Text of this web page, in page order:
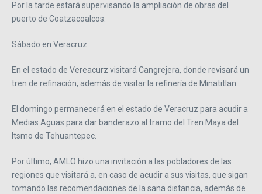
Por la tarde estará supervisando la ampliación de obras del
puerto de Coatzacoalcos.
Sábado en Veracruz
En el estado de Vereacurz visitará Cangrejera, donde revisará un
tren de refinación, además de visitar la refinería de Minatitlan.
El domingo permanecerá en el estado de Veracruz para acudir a
Medias Aguas para dar banderazo al tramo del Tren Maya del
Itsmo de Tehuantepec.
Por último, AMLO hizo una invitación a las pobladores de las
regiones que visitará a, en caso de acudir a sus visitas, que sigan
tomando las recomendaciones de la sana distancia, además de